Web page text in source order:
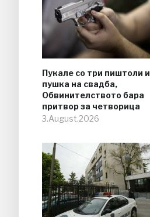
Пукале со три пиштоли и
пушка на свадба,
Обвинителството бара
притвор за четворица
3.August.2026